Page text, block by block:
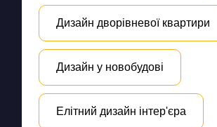
Дизайн дворівневої квартири
Дизайн у новобудові
Елітний дизайн інтер'єра